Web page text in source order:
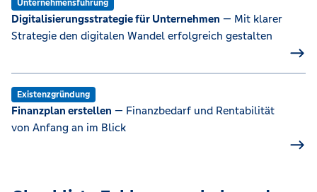
Unternehmensführung
Digitalisierungsstrategie für Unternehmen — Mit klarer
Strategie den digitalen Wandel erfolgreich gestalten
Existenzgründung
Finanzplan erstellen — Finanzbedarf und Rentabilität
von Anfang an im Blick